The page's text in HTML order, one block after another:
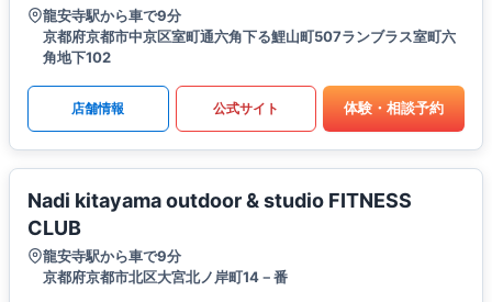
龍安寺駅から車で9分
京都府京都市中京区室町通六角下る鯉山町507ランブラス室町六
角地下102
店舗情報 公式サイト 体験・相談予約
Nadi kitayama outdoor & studio FITNESS
CLUB
龍安寺駅から車で9分
京都府京都市北区大宮北ノ岸町14－番